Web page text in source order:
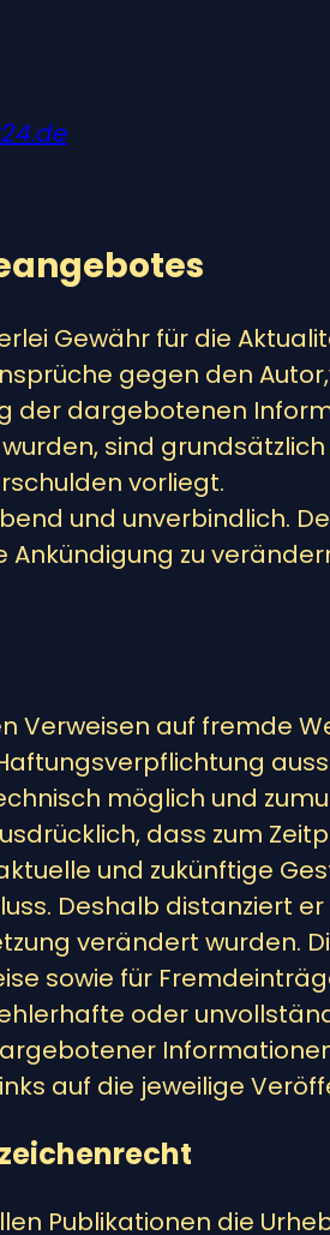
Gewähr für die
gegen den
der dargebotenen
sind
vorliegt.
und unverbindlich.
zu
Verweisen auf fremde
möglich und
dass zum
und zukünftige
Deshalb distanziert
verändert
sowie für
oder
auf die jeweilige
Publikationen die